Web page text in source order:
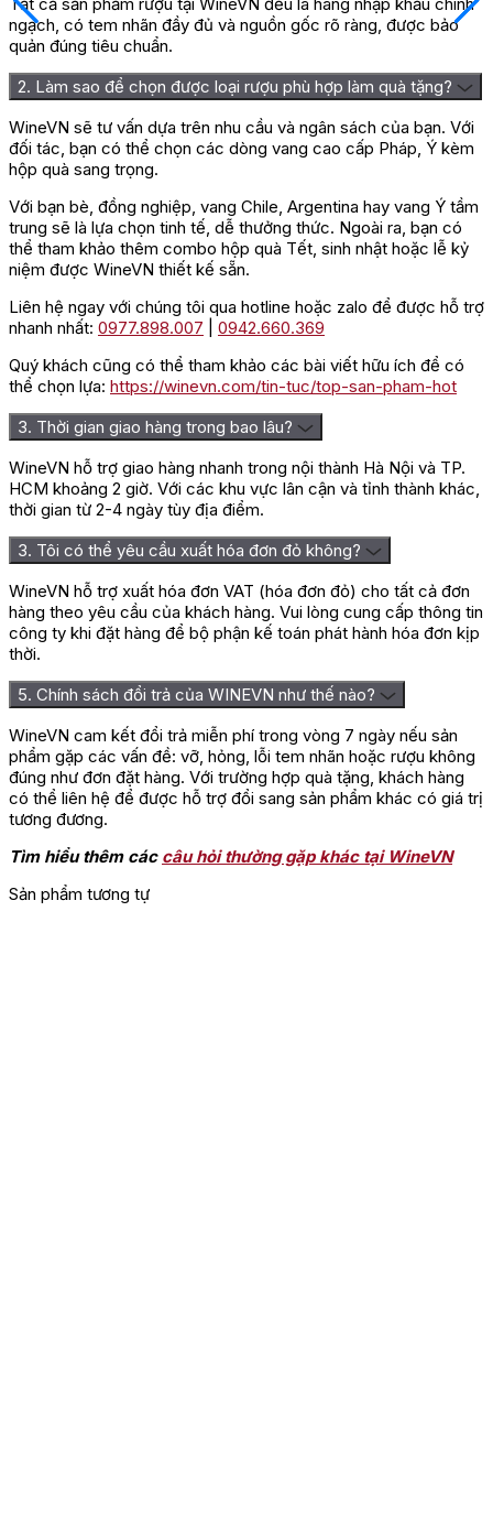
Đánh giá
Hãy là người đầu tiên nhận xét “Rượu Vang Pháp Trắng Clos
Bạn phải đăng nhậpđể gửi đánh giá.
Tất cả sản phẩm rượu tại WineVN đều là hàng nhập khẩu chính
ngạch, có tem nhãn đầy đủ và nguồn gốc rõ ràng, được bảo
quản đúng tiêu chuẩn.
2. Làm sao để chọn được loại rượu phù hợp làm quà tặng?
WineVN sẽ tư vấn dựa trên nhu cầu và ngân sách của bạn. Với
đối tác, bạn có thể chọn các dòng vang cao cấp Pháp, Ý kèm
hộp quà sang trọng.
Với bạn bè, đồng nghiệp, vang Chile, Argentina hay vang Ý tầm
trung sẽ là lựa chọn tinh tế, dễ thưởng thức. Ngoài ra, bạn có
thể tham khảo thêm combo hộp quà Tết, sinh nhật hoặc lễ kỷ
niệm được WineVN thiết kế sẵn.
Liên hệ ngay với chúng tôi qua hotline hoặc zalo để được hỗ trợ
nhanh nhất: 0977.898.007
0942.660.369
Quý khách cũng có thể tham khảo các bài viết hữu ích để có
thể chọn lựa: https://winevn.com/tin-tuc/top-san-pham-hot
3. Thời gian giao hàng trong bao lâu?
WineVN hỗ trợ giao hàng nhanh trong nội thành Hà Nội và TP.
HCM khoảng 2 giờ. Với các khu vực lân cận và tỉnh thành khác,
thời gian từ 2-4 ngày tùy địa điểm.
3. Tôi có thể yêu cầu xuất hóa đơn đỏ không?
WineVN hỗ trợ xuất hóa đơn VAT (hóa đơn đỏ) cho tất cả đơn
hàng theo yêu cầu của khách hàng. Vui lòng cung cấp thông tin
công ty khi đặt hàng để bộ phận kế toán phát hành hóa đơn kịp
thời.
5. Chính sách đổi trả của WINEVN như thế nào?
WineVN cam kết đổi trả miễn phí trong vòng 7 ngày nếu sản
phẩm gặp các vấn đề: vỡ, hỏng, lỗi tem nhãn hoặc rượu không
đúng như đơn đặt hàng. Với trường hợp quà tặng, khách hàng
có thể liên hệ để được hỗ trợ đổi sang sản phẩm khác có giá trị
tương đương.
Tìm hiểu thêm các câu hỏi thường gặp khác tại WineVN
Sản phẩm tương tự